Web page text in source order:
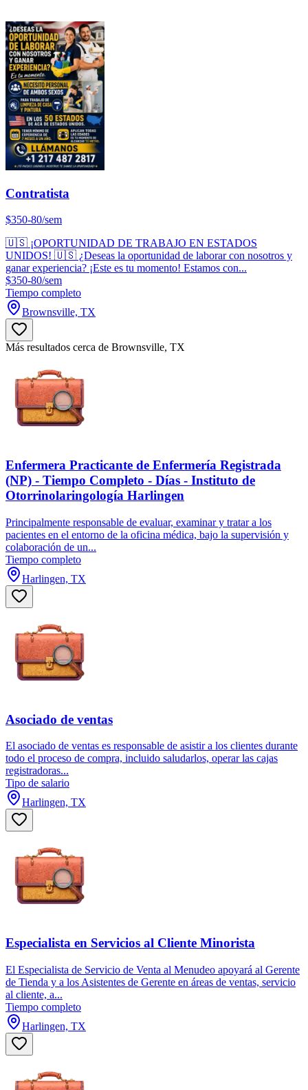
Contratista
$350-80/sem
🇺🇸 ¡OPORTUNIDAD DE TRABAJO EN ESTADOS
UNIDOS! 🇺🇸 ¿Deseas la oportunidad de laborar con nosotros y
ganar experiencia? ¡Este es tu momento! Estamos con...
$350-80/sem
Tiempo completo
Brownsville, TX
Más resultados cerca de Brownsville, TX
Enfermera Practicante de Enfermería Registrada
(NP) - Tiempo Completo - Días - Instituto de
Otorrinolaringología Harlingen
Principalmente responsable de evaluar, examinar y tratar a los
pacientes en el entorno de la oficina médica, bajo la supervisión y
colaboración de un...
Tiempo completo
Harlingen, TX
Asociado de ventas
El asociado de ventas es responsable de asistir a los clientes durante
todo el proceso de compra, incluido saludarlos, operar las cajas
registradoras...
Tipo de salario
Harlingen, TX
Especialista en Servicios al Cliente Minorista
El Especialista de Servicio de Venta al Menudeo apoyará al Gerente
de Tienda y a los Asistentes de Gerente en áreas de ventas, servicio
al cliente, a...
Tiempo completo
Harlingen, TX